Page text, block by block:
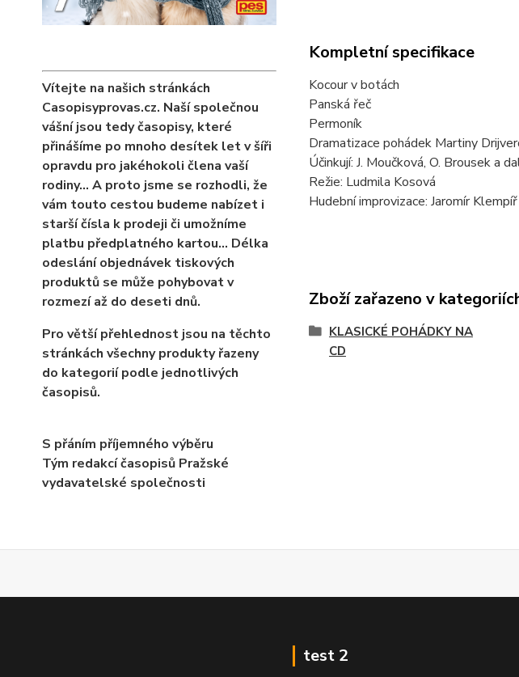
Vítejte na našich stránkách
Casopisyprovas.cz. Naší společnou
vášní jsou tedy časopisy, které
přinášíme po mnoho desítek let v šíři
opravdu pro jakéhokoli člena vaší
rodiny… A proto jsme se rozhodli, že
vám touto cestou budeme nabízet i
starší čísla k prodeji či umožníme
platbu předplatného kartou... Délka
odeslání objednávek tiskových
produktů se může pohybovat v
rozmezí až do deseti dnů.
Pro větší přehlednost jsou na těchto
stránkách všechny produkty řazeny
do kategorií podle jednotlivých
časopisů.
S přáním příjemného výběru
Tým redakcí časopisů Pražské
vydavatelské společnosti
Kompletní specifikace
Kocour v botách
Panská řeč
Permoník
Dramatizace pohádek Martiny
Účinkují: J. Moučková, O. Brousek a
Režie: Ludmila Kosová
Hudební improvizace: Jaromír Klempíř
Zboží zařazeno v
KLASICKÉ POHÁDKY NA
CD
test 2